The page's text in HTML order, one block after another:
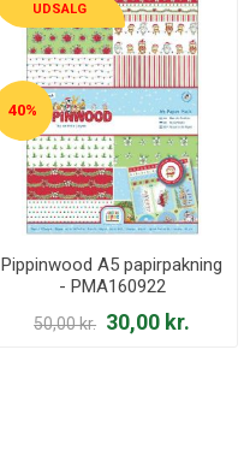
UDSALG
40%
Pippinwood A5 papirpakning
- PMA160922
50,00 kr. 30,00 kr.